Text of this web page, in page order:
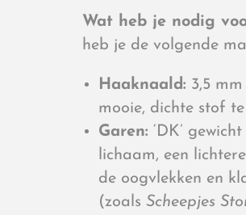
Wat heb je nodig
heb je de volgende
Haaknaald: 3,5
mooie, dichte stof
Garen: ‘DK’
lichaam, een
de oogvlekken en
(zoals Scheepjes